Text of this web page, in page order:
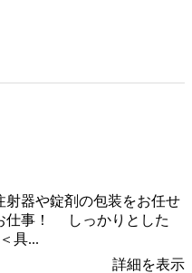
射器や錠剤の包装をお任せ
仕事！ しっかりとした
具...
詳細を表示